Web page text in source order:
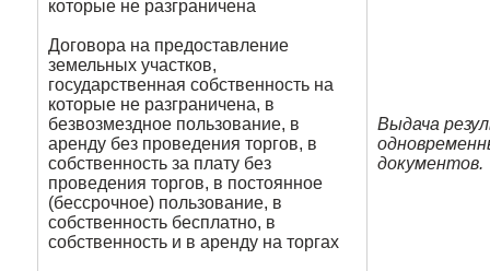
которые не разграничена
Договора на предоставление
земельных участков,
государственная собственность на
которые не разграничена, в
безвозмездное пользование, в
аренду без проведения торгов, в
собственность за плату без
проведения торгов, в постоянное
(бессрочное) пользование, в
собственность бесплатно, в
собственность и в аренду на торгах
Выдача
документов.